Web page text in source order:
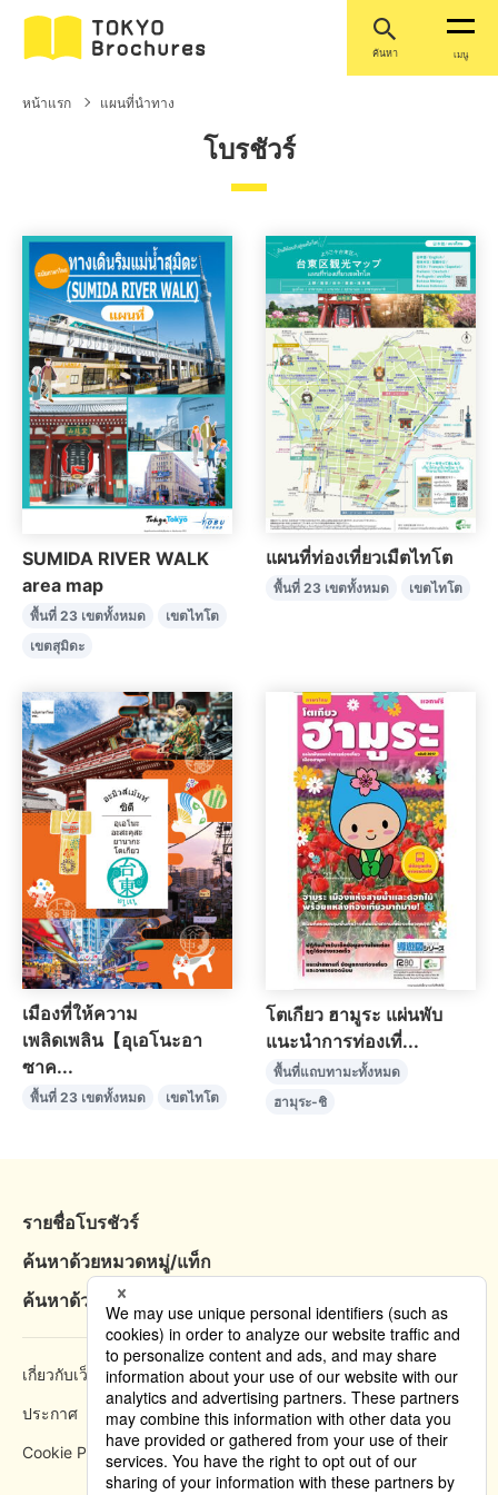
ค้นหา เมนู
หน้าแรก แผนที่นำทาง
โบรชัวร์
SUMIDA RIVER WALK
area map
พื้นที่ 23 เขตทั้งหมด
เขตไทโต
เขตสุมิดะ
แผนที่ท่องเที่ยวเมืตไทโต
พื้นที่ 23 เขตทั้งหมด เขตไทโต
เมืองที่ให้ความ
เพลิดเพลิน【อุเอโนะอา
ซาค...
พื้นที่ 23 เขตทั้งหมด เขตไทโต
โตเกียว ฮามูระ แผ่นพับ
แนะนำการท่องเที่...
พื้นที่แถบทามะทั้งหมด
ฮามุระ-ชิ
รายชื่อโบรชัวร์
ค้นหาด้วยหมวดหมู่/แท็ก
ค้นหาด้วยพื้นที่
เกี่ยวกับเว็บไซต์ วิธีการเข้าชม
ประกาศ นโยบายความเป็นส่วนตัว
Cookie Policy